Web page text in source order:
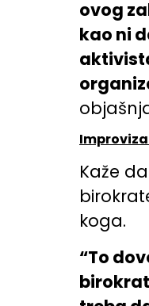
ovog
kao ni
Kaže
koga.
“To